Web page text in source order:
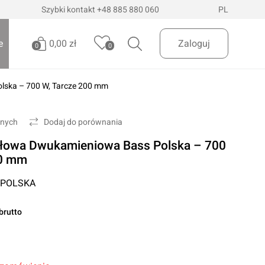
Szybki kontakt +48 885 880 060 PL
Latarki czołowe
0 0,00 zł
Brak produktów
Realizuj zamówienie
DostawaInPost Paczkomatyjuż od 200zł
0 Zaloguj
– 700 W, Tarcze 200 mm
Dodaj do porównania
Dwukamieniowa Bass Polska – 700
mm